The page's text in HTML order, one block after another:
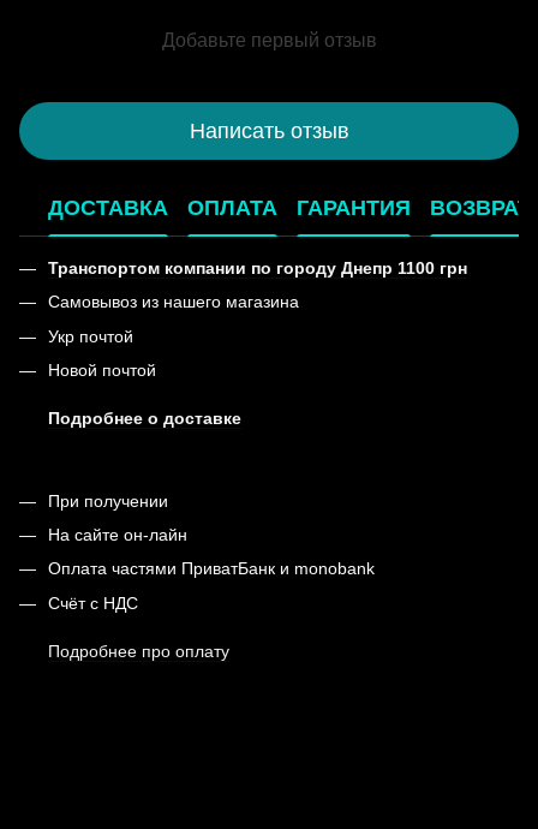
Добавьте первый отзыв
Написать отзыв
ДОСТАВКА ОПЛАТА ГАРАНТИЯ ВОЗВРАТ
Транспортом компании по городу Днепр 1100 грн
Самовывоз из нашего магазина
Укр почтой
Новой почтой
Подробнее о доставке
При получении
На сайте он-лайн
Оплата частями ПриватБанк и monobank
Счёт с НДС
Подробнее про оплату